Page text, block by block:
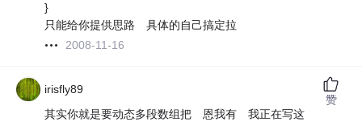
}
只能给你提供思路 具体的自己搞定拉
2008-11-16
irisfly89
其实你就是要动态多段数组把 恩我有 我正在写这
赞